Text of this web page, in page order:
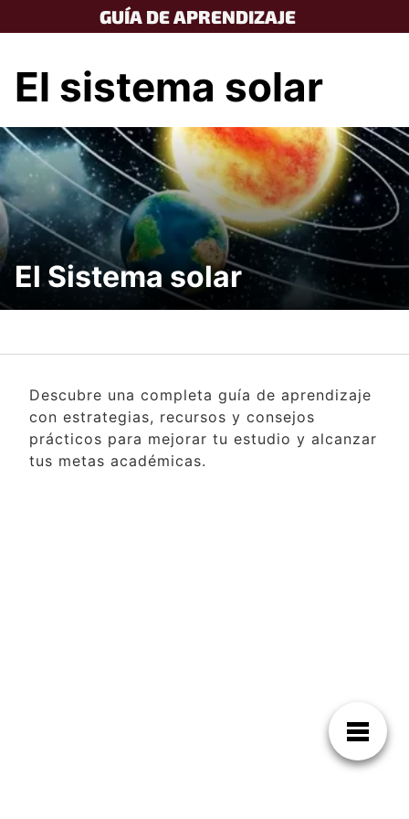
to
GUÍA DE APRENDIZAJE
El sistema solar
El Sistema solar
Descubre una completa guía de aprendizaje
con estrategias, recursos y consejos
prácticos para mejorar tu estudio y alcanzar
tus metas académicas.